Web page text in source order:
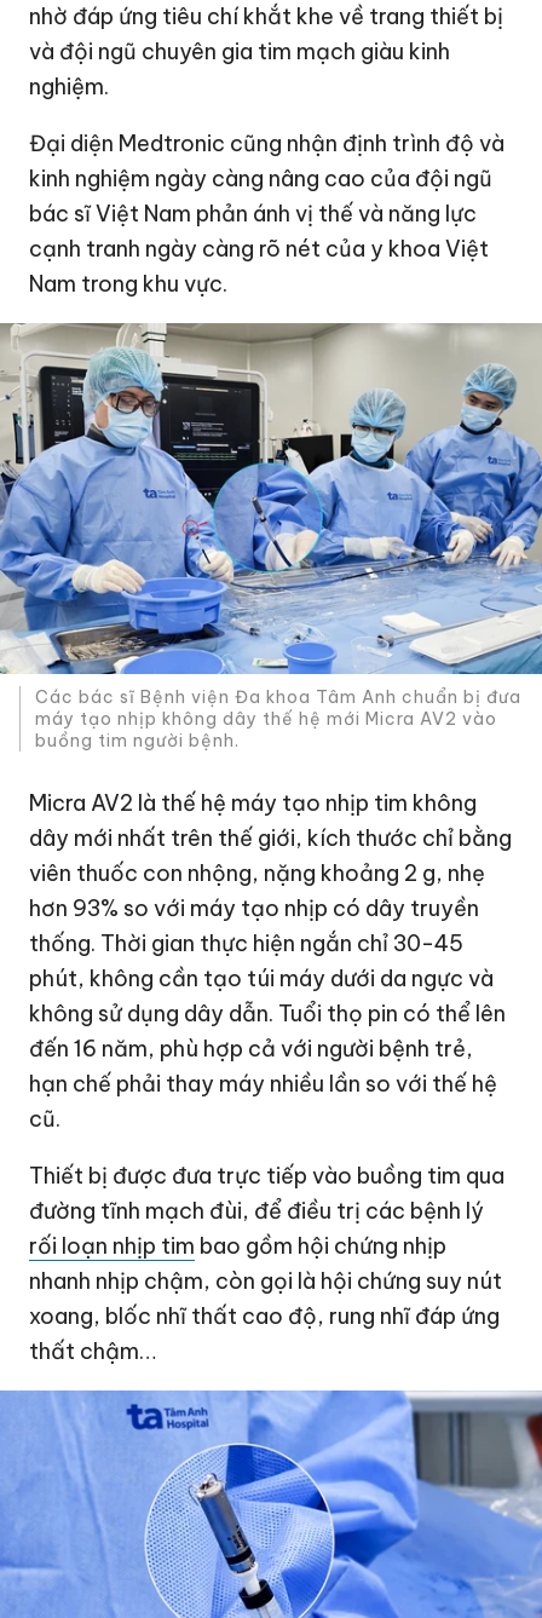
nhờ đáp ứng tiêu chí khắt khe về trang thiết bị
và đội ngũ chuyên gia tim mạch giàu kinh
nghiệm.
Đại diện Medtronic cũng nhận định trình độ và
kinh nghiệm ngày càng nâng cao của đội ngũ
bác sĩ Việt Nam phản ánh vị thế và năng lực
cạnh tranh ngày càng rõ nét của y khoa Việt
Nam trong khu vực.
Các bác sĩ Bệnh viện Đa khoa Tâm Anh chuẩn bị đưa
máy tạo nhịp không dây thế hệ mới Micra AV2 vào
buồng tim người bệnh.
Micra AV2 là thế hệ máy tạo nhịp tim không
dây mới nhất trên thế giới, kích thước chỉ bằng
viên thuốc con nhộng, nặng khoảng 2 g, nhẹ
hơn 93% so với máy tạo nhịp có dây truyền
thống. Thời gian thực hiện ngắn chỉ 30-45
phút, không cần tạo túi máy dưới da ngực và
không sử dụng dây dẫn. Tuổi thọ pin có thể lên
đến 16 năm, phù hợp cả với người bệnh trẻ,
hạn chế phải thay máy nhiều lần so với thế hệ
cũ.
Thiết bị được đưa trực tiếp vào buồng tim qua
đường tĩnh mạch đùi, để điều trị các bệnh lý
rối loạn nhịp tim bao gồm hội chứng nhịp
nhanh nhịp chậm, còn gọi là hội chứng suy nút
xoang, blốc nhĩ thất cao độ, rung nhĩ đáp ứng
thất chậm…